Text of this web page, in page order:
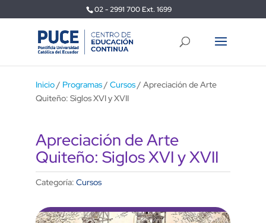
02 - 2991 700 Ext. 1699
Inicio/ Programas/ Cursos/ Apreciación de Arte
Quiteño: Siglos XVI y XVII
Apreciación de Arte
Quiteño: Siglos XVI y XVII
Categoría: Cursos